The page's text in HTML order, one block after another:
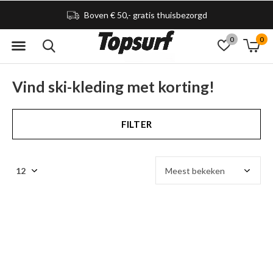
0 0
Boven € 50,- gratis thuisbezorgd
Vind ski-kleding met korting!
FILTER